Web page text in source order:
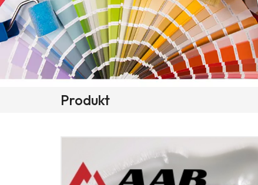
Produkt